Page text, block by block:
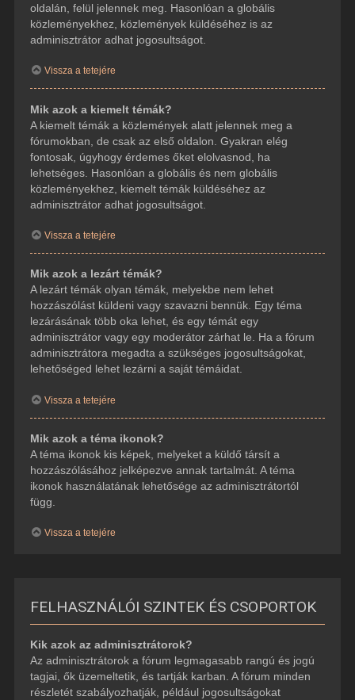
oldalán, felül jelennek meg. Hasonlóan a globális
közleményekhez, közlemények küldéséhez is az
adminisztrátor adhat jogosultságot.
Vissza a tetejére
Mik azok a kiemelt témák?
A kiemelt témák a közlemények alatt jelennek meg a
fórumokban, de csak az első oldalon. Gyakran elég
fontosak, úgyhogy érdemes őket elolvasnod, ha
lehetséges. Hasonlóan a globális és nem globális
közleményekhez, kiemelt témák küldéséhez az
adminisztrátor adhat jogosultságot.
Vissza a tetejére
Mik azok a lezárt témák?
A lezárt témák olyan témák, melyekbe nem lehet
hozzászólást küldeni vagy szavazni bennük. Egy téma
lezárásának több oka lehet, és egy témát egy
adminisztrátor vagy egy moderátor zárhat le. Ha a fórum
adminisztrátora megadta a szükséges jogosultságokat,
lehetőséged lehet lezárni a saját témáidat.
Vissza a tetejére
Mik azok a téma ikonok?
A téma ikonok kis képek, melyeket a küldő társít a
hozzászólásához jelképezve annak tartalmát. A téma
ikonok használatának lehetősége az adminisztrátortól
függ.
Vissza a tetejére
FELHASZNÁLÓI SZINTEK ÉS CSOPORTOK
Kik azok az adminisztrátorok?
Az adminisztrátorok a fórum legmagasabb rangú és jogú
tagjai, ők üzemeltetik, és tartják karban. A fórum minden
részletét szabályozhatják, például jogosultságokat